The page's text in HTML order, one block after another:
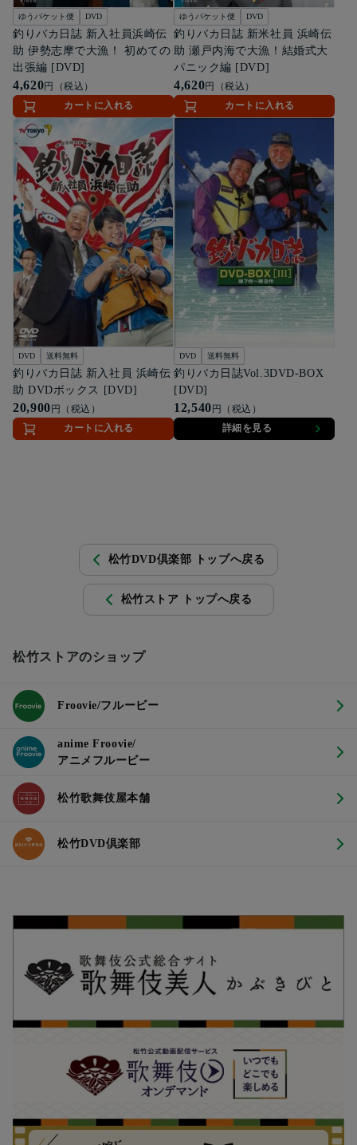
ゆうパケット便 DVD
釣りバカ日誌 新入社員浜崎伝
助 伊勢志摩で大漁！ 初めての
出張編 [DVD]
4,620円（税込）
カートに入れる
ゆうパケット便 DVD
釣りバカ日誌 新米社員 浜崎伝
助 瀬戸内海で大漁！結婚式大
パニック編 [DVD]
4,620円（税込）
カートに入れる
DVD 送料無料
釣りバカ日誌 新入社員 浜崎伝
助 DVDボックス [DVD]
20,900円（税込）
カートに入れる
DVD 送料無料
釣りバカ日誌Vol.3DVD-BOX
[DVD]
12,540円（税込）
詳細を見る
松竹DVD倶楽部 トップへ戻る
松竹ストア トップへ戻る
松竹ストアのショップ
Froovie/フルービー
anime Froovie/
アニメフルービー
松竹歌舞伎屋本舗
松竹DVD倶楽部